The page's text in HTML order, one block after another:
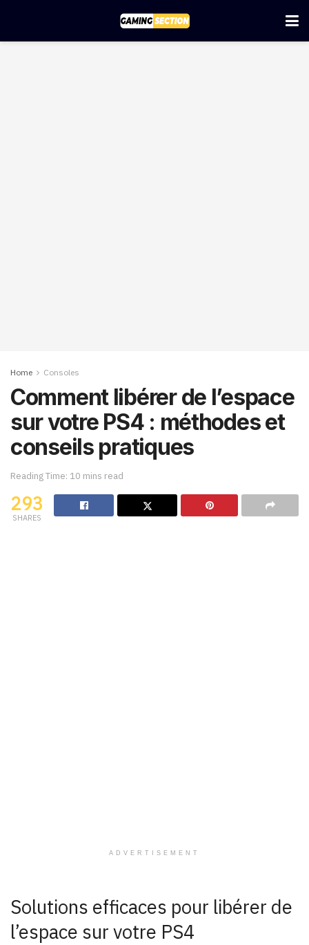
Home Consoles
Comment libérer de l’espace
sur votre PS4 : méthodes et
conseils pratiques
Reading Time: 10 mins read
293
SHARES
ADVERTISEMENT
Solutions efficaces pour libérer de
l’espace sur votre PS4